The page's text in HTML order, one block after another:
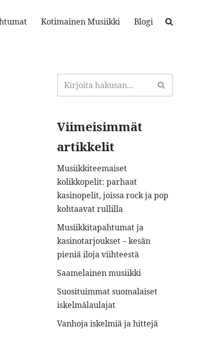
Kotimainen Musiikki Blogi
Viimeisimmät
artikkelit
Musiikkiteemaiset
kolikkopelit: parhaat
kasinopelit, joissa rock ja pop
kohtaavat rullilla
Musiikkitapahtumat ja
kasinotarjoukset – kesän
pieniä iloja viihteestä
Saamelainen musiikki
Suosituimmat suomalaiset
iskelmälaulajat
Vanhoja iskelmiä ja hittejä